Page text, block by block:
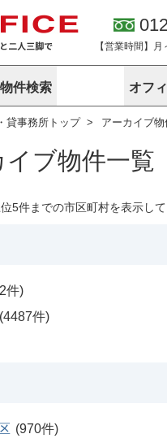
【営業時間】
物件検索
ら探す
から探す
居・退去
ンタルオフィス
エ
ら探す
オフ
装・移転サービス
探しノウハウ
ア
ご
オ
オフィス関連サイト
クリニック
貸事務所トップ アーカイブ物
イブ物件一覧
5件までの市区町村を表示して
件)
(4487件)
(970件)